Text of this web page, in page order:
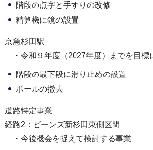
階段の点字と手すりの改修
精算機に鏡の設置
京急杉田駅
・令和９年度（2027年度）までを目標
階段の最下段に滑り止めの設置
ポールの撤去
道路特定事業
経路2：ビーンズ新杉田東側区間
・今後機会を捉えて検討する事業